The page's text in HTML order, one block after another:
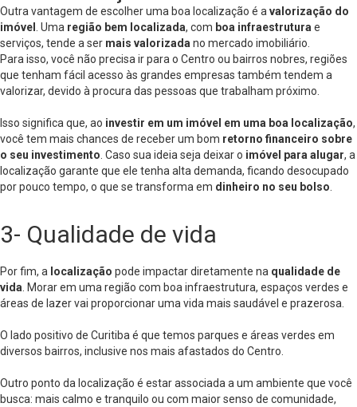
Outra vantagem de escolher uma boa localização é a valorização do
imóvel
. Uma região bem localizada, com boa infraestrutura e
serviços, tende a ser mais valorizada no mercado imobiliário.
Para isso, você não precisa ir para o Centro ou bairros nobres, regiões
que tenham fácil acesso às grandes empresas também tendem a
valorizar, devido à procura das pessoas que trabalham próximo.
Isso significa que, ao investir em um imóvel em uma boa localização,
você tem mais chances de receber um bom retorno financeiro sobre
o seu investimento . Caso sua ideia seja deixar o imóvel para alugar, a
localização garante que ele tenha alta demanda, ficando desocupado
por pouco tempo, o que se transforma em dinheiro no seu bolso
3- Qualidade de vida
Por fim, a localização pode impactar diretamente na qualidade de
vida . Morar em uma região com boa infraestrutura, espaços verdes e
áreas de lazer vai proporcionar uma vida mais saudável e prazerosa.
O lado positivo de Curitiba é que temos parques e áreas verdes em
diversos bairros, inclusive nos mais afastados do Centro.
Outro ponto da localização é estar associada a um ambiente que você
busca: mais calmo e tranquilo ou com maior senso de comunidade,